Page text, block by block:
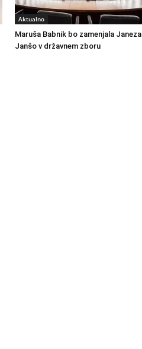
Aktualno
Maruša Babnik bo zamenjala Janeza
Janšo v državnem zboru